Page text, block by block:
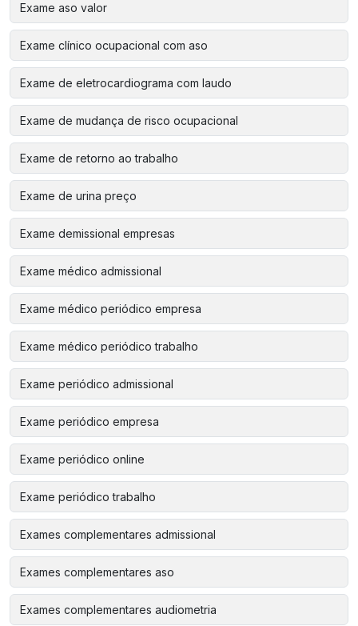
Exame aso valor
Exame clínico ocupacional com aso
Exame de eletrocardiograma com laudo
Exame de mudança de risco ocupacional
Exame de retorno ao trabalho
Exame de urina preço
Exame demissional empresas
Exame médico admissional
Exame médico periódico empresa
Exame médico periódico trabalho
Exame periódico admissional
Exame periódico empresa
Exame periódico online
Exame periódico trabalho
Exames complementares admissional
Exames complementares aso
Exames complementares audiometria